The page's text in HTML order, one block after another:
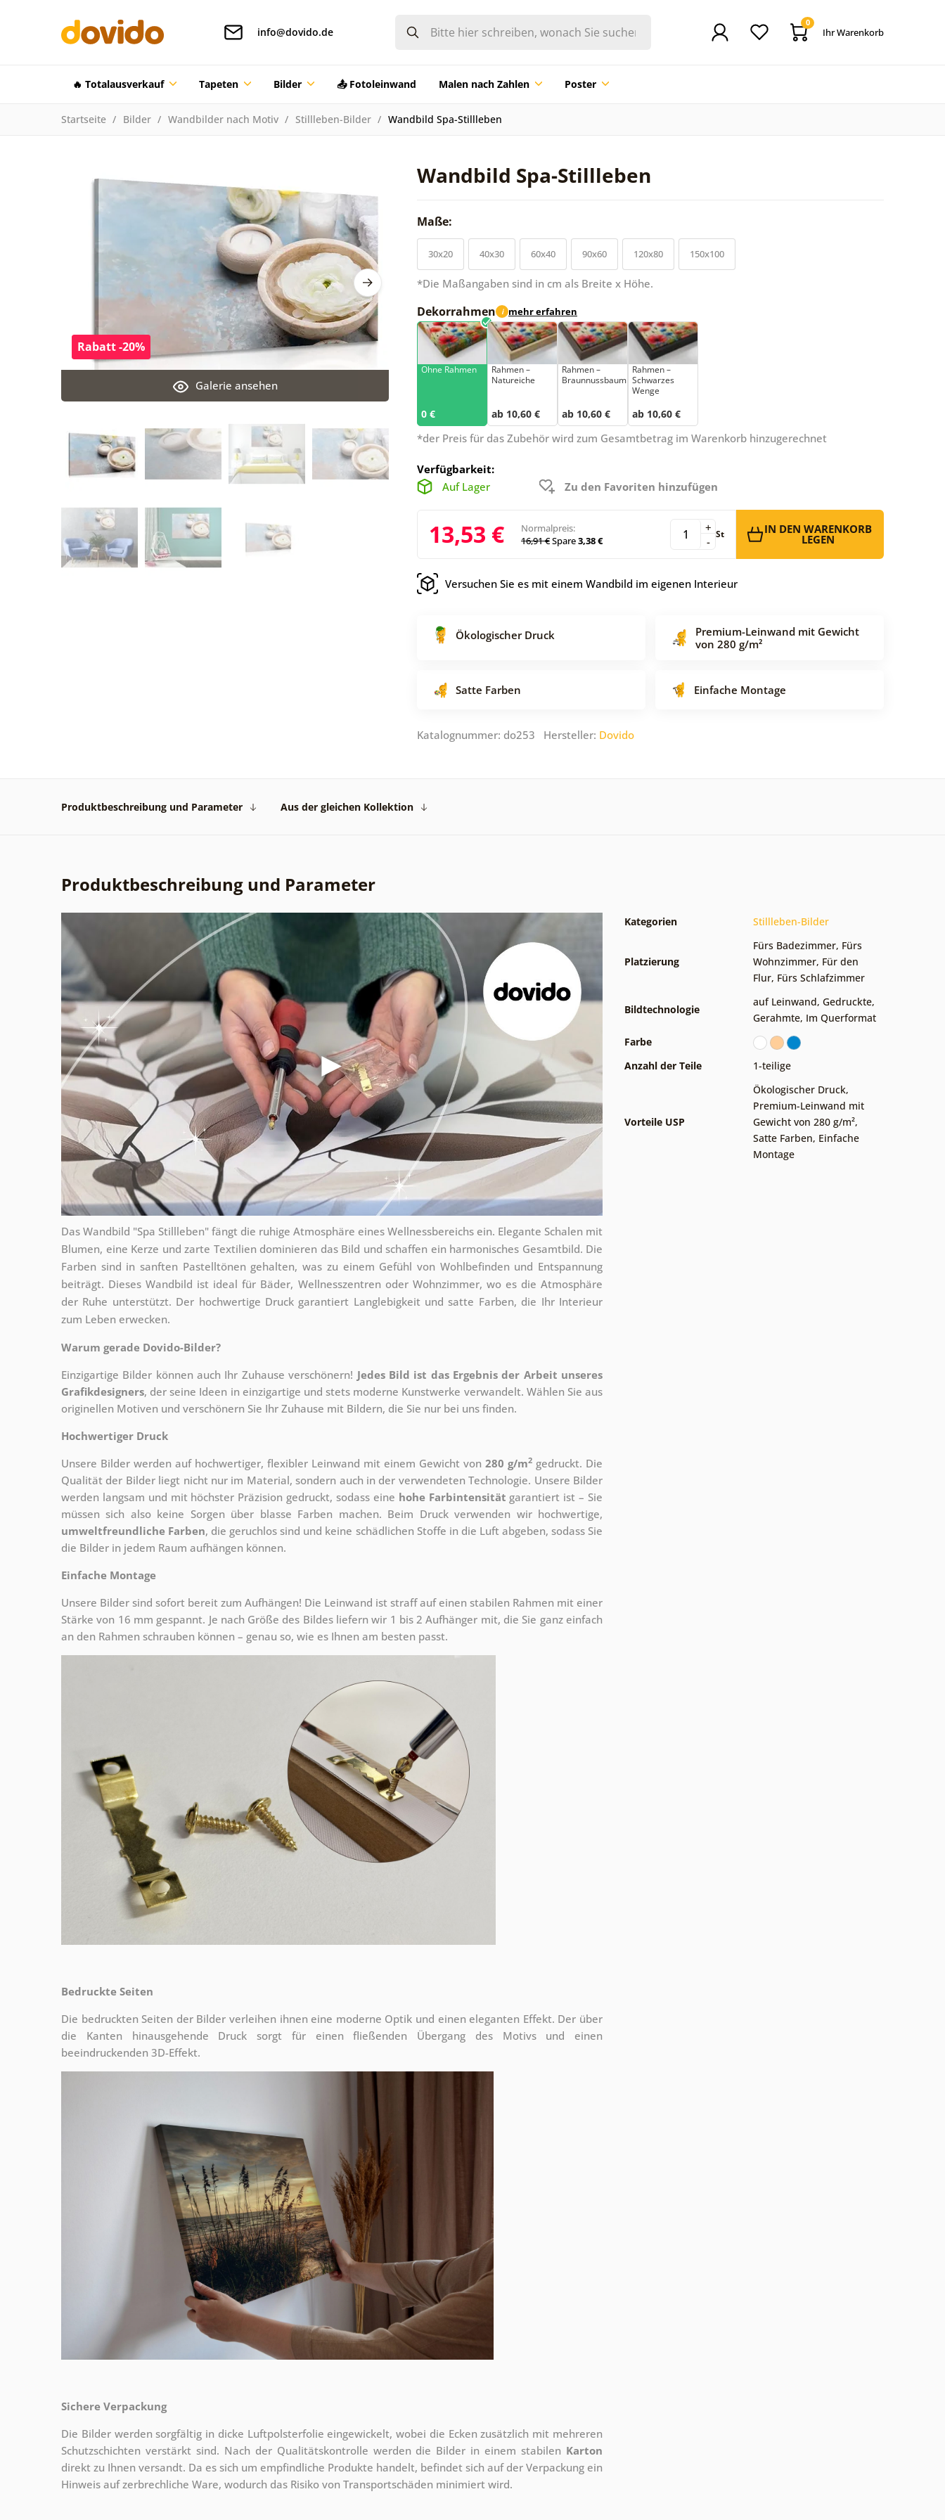
info@dovido.de
0
Ihr Warenkorb
🔥 Totalausverkauf Tapeten Bilder 📤 Fotoleinwand Malen nach Zahlen Poster
Startseite Bilder Wandbilder nach Motiv Stillleben-Bilder Wandbild Spa-Stillleben
Wandbild Spa-Stillleben
Galerie ansehen
Rabatt -20%
Maße:
30x20 40x30 60x40 90x60 120x80 150x100
*Die Maßangaben sind in cm als Breite x Höhe.
Dekorrahmen i mehr erfahren
Ohne Rahmen
0 €
Rahmen –
Natureiche
ab 10,60 €
Rahmen –
Braunnussbaum
ab 10,60 €
Rahmen –
Schwarzes
Wenge
ab 10,60 €
*der Preis für das Zubehör wird zum Gesamtbetrag im Warenkorb hinzugerechnet
Verfügbarkeit:
Auf Lager
Zu den Favoriten hinzufügen
13,53 €
Normalpreis:
16,91 €Spare3,38 € -
+ St IN DEN WARENKORB
LEGEN
Versuchen Sie es mit einem Wandbild im eigenen Interieur
Ökologischer Druck
Premium-Leinwand mit Gewicht
von 280 g/m²
Satte Farben Einfache Montage
Katalognummer: do253 Hersteller: Dovido
Produktbeschreibung und Parameter Aus der gleichen Kollektion
Produktbeschreibung und Parameter
Das Wandbild "Spa Stillleben" fängt die ruhige Atmosphäre eines Wellnessbereichs ein. Elegante Schalen mit
Blumen, eine Kerze und zarte Textilien dominieren das Bild und schaffen ein harmonisches Gesamtbild. Die
Farben sind in sanften Pastelltönen gehalten, was zu einem Gefühl von Wohlbefinden und Entspannung
beiträgt. Dieses Wandbild ist ideal für Bäder, Wellnesszentren oder Wohnzimmer, wo es die Atmosphäre
der Ruhe unterstützt. Der hochwertige Druck garantiert Langlebigkeit und satte Farben, die Ihr Interieur
zum Leben erwecken.
Warum gerade Dovido-Bilder?
Einzigartige Bilder können auch Ihr Zuhause verschönern! Jedes Bild ist das Ergebnis der Arbeit unseres
Grafikdesigners, der seine Ideen in einzigartige und stets moderne Kunstwerke verwandelt. Wählen Sie aus
originellen Motiven und verschönern Sie Ihr Zuhause mit Bildern, die Sie nur bei uns finden.
Hochwertiger Druck
Unsere Bilder werden auf hochwertiger, flexibler Leinwand mit einem Gewicht von 280 g/m2 gedruckt. Die
Qualität der Bilder liegt nicht nur im Material, sondern auch in der verwendeten Technologie. Unsere Bilder
werden langsam und mit höchster Präzision gedruckt, sodass eine hohe Farbintensität garantiert ist – Sie
müssen sich also keine Sorgen über blasse Farben machen. Beim Druck verwenden wir hochwertige,
umweltfreundliche Farben, die geruchlos sind und keine schädlichen Stoffe in die Luft abgeben, sodass Sie
die Bilder in jedem Raum aufhängen können.
Einfache Montage
Unsere Bilder sind sofort bereit zum Aufhängen! Die Leinwand ist straff auf einen stabilen Rahmen mit einer
Stärke von 16 mm gespannt. Je nach Größe des Bildes liefern wir 1 bis 2 Aufhänger mit, die Sie ganz einfach
an den Rahmen schrauben können – genau so, wie es Ihnen am besten passt.
Bedruckte Seiten
Die bedruckten Seiten der Bilder verleihen ihnen eine moderne Optik und einen eleganten Effekt. Der über
die Kanten hinausgehende Druck sorgt für einen fließenden Übergang des Motivs und einen
beeindruckenden 3D-Effekt.
Sichere Verpackung
Die Bilder werden sorgfältig in dicke Luftpolsterfolie eingewickelt, wobei die Ecken zusätzlich mit mehreren
Schutzschichten verstärkt sind. Nach der Qualitätskontrolle werden die Bilder in einem stabilen Karton
direkt zu Ihnen versandt. Da es sich um empfindliche Produkte handelt, befindet sich auf der Verpackung ein
Hinweis auf zerbrechliche Ware, wodurch das Risiko von Transportschäden minimiert wird.
Kategorien Stillleben-Bilder
Platzierung
Fürs Badezimmer, Fürs
Wohnzimmer, Für den
Flur, Fürs Schlafzimmer
Bildtechnologie
auf Leinwand, Gedruckte,
Gerahmte, Im Querformat
Farbe
Anzahl der Teile
1-teilige
Vorteile USP
Ökologischer Druck,
Premium-Leinwand mit
Gewicht von 280 g/m²,
Satte Farben, Einfache
Montage